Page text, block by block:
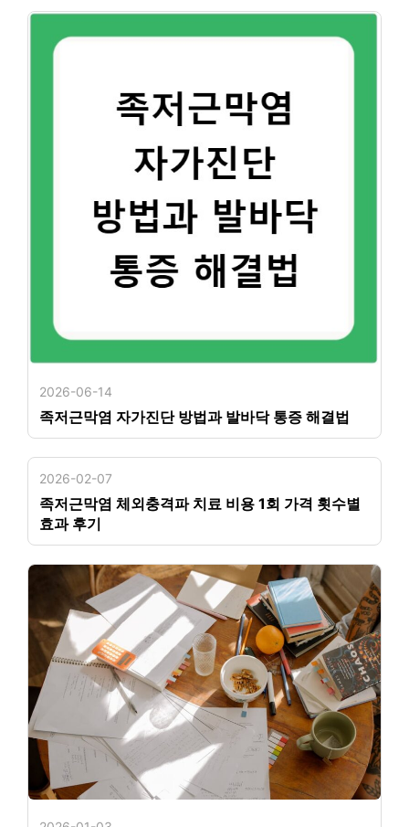
2026-06-14
족저근막염 자가진단 방법과 발바닥 통증 해결법
2026-02-07
족저근막염 체외충격파 치료 비용 1회 가격 횟수별
효과 후기